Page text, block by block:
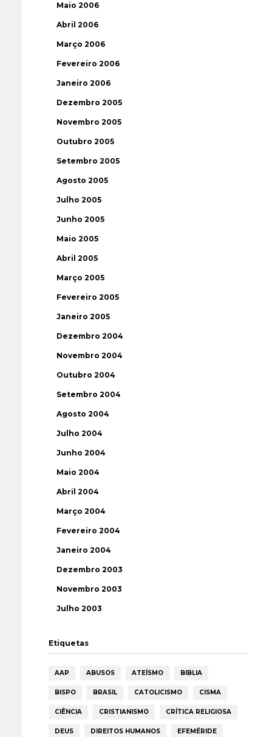
Maio 2006
Abril 2006
Março 2006
Fevereiro 2006
Janeiro 2006
Dezembro 2005
Novembro 2005
Outubro 2005
Setembro 2005
Agosto 2005
Julho 2005
Junho 2005
Maio 2005
Abril 2005
Março 2005
Fevereiro 2005
Janeiro 2005
Dezembro 2004
Novembro 2004
Outubro 2004
Setembro 2004
Agosto 2004
Julho 2004
Junho 2004
Maio 2004
Abril 2004
Março 2004
Fevereiro 2004
Janeiro 2004
Dezembro 2003
Novembro 2003
Julho 2003
Etiquetas
AAP ABUSOS ATEÍSMO BIBLIA
BISPO BRASIL CATOLICISMO CISMA
CIÊNCIA CRISTIANISMO CRÍTICA RELIGIOSA
DEUS DIREITOS HUMANOS EFEMÉRIDE